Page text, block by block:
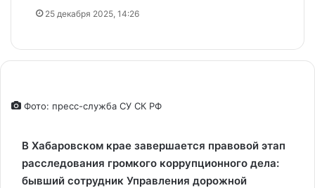
25 декабря 2025, 14:26
Фото: пресс-служба СУ СК РФ
В Хабаровском крае завершается правовой этап
расследования громкого коррупционного дела:
бывший сотрудник Управления дорожной